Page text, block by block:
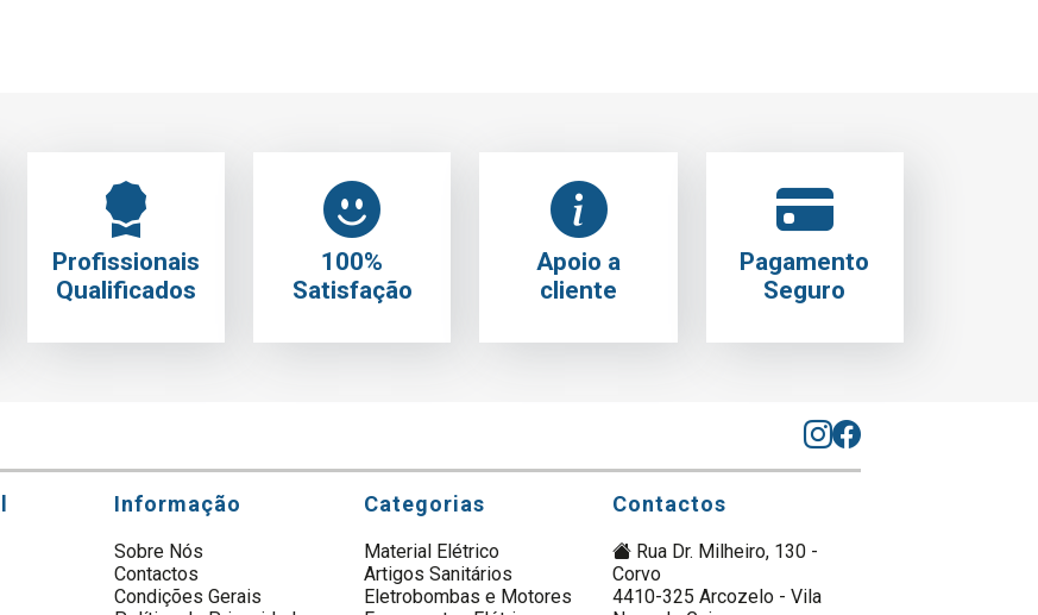
Profissionais
Qualificados
100%
Satisfação
Apoio a
cliente
Pagamento
Seguro
Informação
Sobre Nós
Contactos
Condições Gerais
Categorias
Material Elétrico
Artigos Sanitários
Eletrobombas e Motores
Contactos
Rua Dr. Milheiro, 130 -
Corvo
4410-325 Arcozelo - Vila